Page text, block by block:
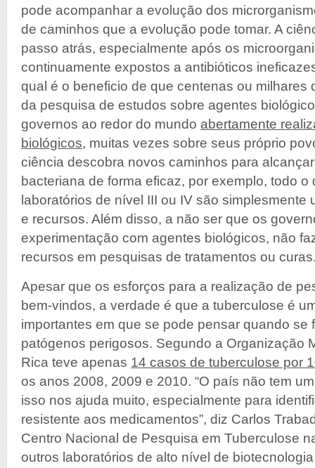
pode acompanhar a evolução dos
de caminhos que a evolução pode tomar. A
passo atrás, especialmente após os
continuamente expostos a antibióticos
qual é o beneficio de que centenas ou milhares
da pesquisa de estudos sobre agentes
governos ao redor do mundo abertamente
biológicos, muitas vezes sobre seus próprio
ciência descobra novos caminhos para
bacteriana de forma eficaz, por exemplo, todo
laboratórios de nível III ou IV são simplesmente
e recursos. Além disso, a não ser que os
experimentação com agentes biológicos, não
recursos em pesquisas de tratamentos ou
Apesar que os esforços para a realização de
bem-vindos, a verdade é que a tuberculose é
importantes em que se pode pensar quando se
patógenos perigosos. Segundo a Organização
Rica teve apenas 14 casos de tuberculose por
os anos 2008, 2009 e 2010. “O país não tem
isso nos ajuda muito, especialmente para
resistente aos medicamentos”, diz Carlos
Centro Nacional de Pesquisa em Tuberculose
outros laboratórios de alto nível de